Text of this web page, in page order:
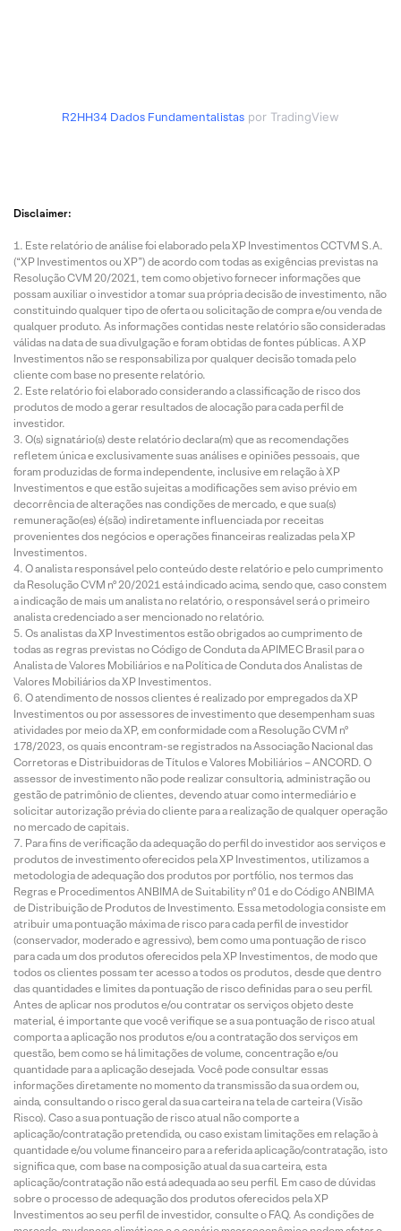
R2HH34 Dados Fundamentalistas por TradingView
Disclaimer:
Este relatório de análise foi elaborado pela XP Investimentos CCTVM S.A.
(“XP Investimentos ou XP”) de acordo com todas as exigências previstas na
Resolução CVM 20/2021, tem como objetivo fornecer informações que
possam auxiliar o investidor a tomar sua própria decisão de investimento, não
constituindo qualquer tipo de oferta ou solicitação de compra e/ou venda de
qualquer produto. As informações contidas neste relatório são consideradas
válidas na data de sua divulgação e foram obtidas de fontes públicas. A XP
Investimentos não se responsabiliza por qualquer decisão tomada pelo
cliente com base no presente relatório.
Este relatório foi elaborado considerando a classificação de risco dos
produtos de modo a gerar resultados de alocação para cada perfil de
investidor.
O(s) signatário(s) deste relatório declara(m) que as recomendações
refletem única e exclusivamente suas análises e opiniões pessoais, que
foram produzidas de forma independente, inclusive em relação à XP
Investimentos e que estão sujeitas a modificações sem aviso prévio em
decorrência de alterações nas condições de mercado, e que sua(s)
remuneração(es) é(são) indiretamente influenciada por receitas
provenientes dos negócios e operações financeiras realizadas pela XP
Investimentos.
O analista responsável pelo conteúdo deste relatório e pelo cumprimento
da Resolução CVM nº 20/2021 está indicado acima, sendo que, caso constem
a indicação de mais um analista no relatório, o responsável será o primeiro
analista credenciado a ser mencionado no relatório.
Os analistas da XP Investimentos estão obrigados ao cumprimento de
todas as regras previstas no Código de Conduta da APIMEC Brasil para o
Analista de Valores Mobiliários e na Política de Conduta dos Analistas de
Valores Mobiliários da XP Investimentos.
O atendimento de nossos clientes é realizado por empregados da XP
Investimentos ou por assessores de investimento que desempenham suas
atividades por meio da XP, em conformidade com a Resolução CVM nº
178/2023, os quais encontram-se registrados na Associação Nacional das
Corretoras e Distribuidoras de Títulos e Valores Mobiliários – ANCORD. O
assessor de investimento não pode realizar consultoria, administração ou
gestão de patrimônio de clientes, devendo atuar como intermediário e
solicitar autorização prévia do cliente para a realização de qualquer operação
no mercado de capitais.
Para fins de verificação da adequação do perfil do investidor aos serviços e
produtos de investimento oferecidos pela XP Investimentos, utilizamos a
metodologia de adequação dos produtos por portfólio, nos termos das
Regras e Procedimentos ANBIMA de Suitability nº 01 e do Código ANBIMA
de Distribuição de Produtos de Investimento. Essa metodologia consiste em
atribuir uma pontuação máxima de risco para cada perfil de investidor
(conservador, moderado e agressivo), bem como uma pontuação de risco
para cada um dos produtos oferecidos pela XP Investimentos, de modo que
todos os clientes possam ter acesso a todos os produtos, desde que dentro
das quantidades e limites da pontuação de risco definidas para o seu perfil.
Antes de aplicar nos produtos e/ou contratar os serviços objeto deste
material, é importante que você verifique se a sua pontuação de risco atual
comporta a aplicação nos produtos e/ou a contratação dos serviços em
questão, bem como se há limitações de volume, concentração e/ou
quantidade para a aplicação desejada. Você pode consultar essas
informações diretamente no momento da transmissão da sua ordem ou,
ainda, consultando o risco geral da sua carteira na tela de carteira (Visão
Risco). Caso a sua pontuação de risco atual não comporte a
aplicação/contratação pretendida, ou caso existam limitações em relação à
quantidade e/ou volume financeiro para a referida aplicação/contratação, isto
significa que, com base na composição atual da sua carteira, esta
aplicação/contratação não está adequada ao seu perfil. Em caso de dúvidas
sobre o processo de adequação dos produtos oferecidos pela XP
Investimentos ao seu perfil de investidor, consulte o FAQ. As condições de